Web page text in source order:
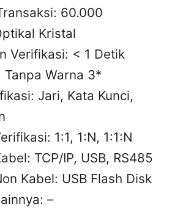
60.000
Kristal
Verifikasi: < 1 Detik
Tanpa Warna 3*
Jari, Kata Kunci,
1:1, 1:N, 1:1:N
TCP/IP, USB, RS485
Kabel: USB Flash Disk
–